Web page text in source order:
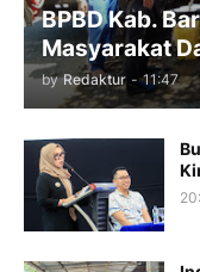
BPBD Kab.
Masyarakat
by Redaktur - 11:47